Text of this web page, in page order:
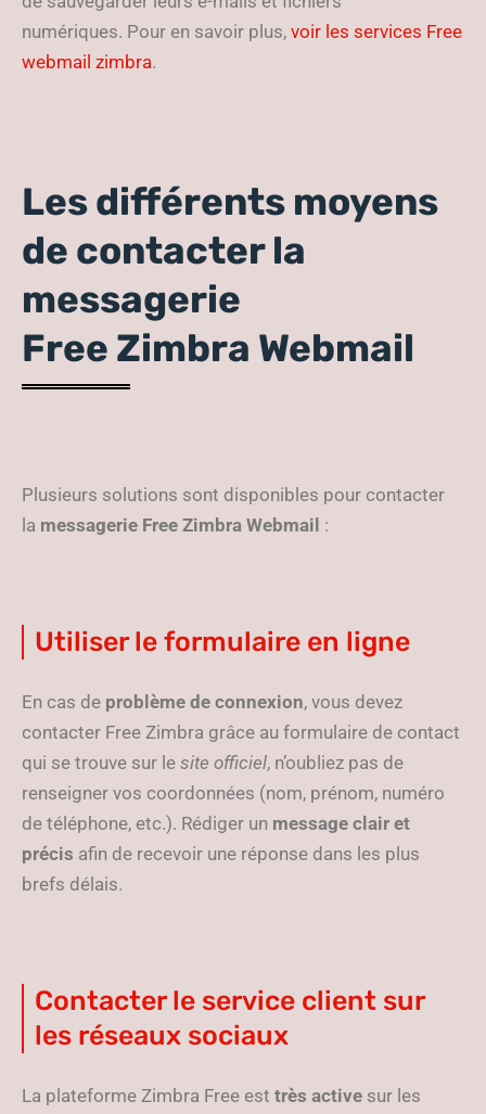
numériques. Pour en savoir plus, voir les services Free
webmail zimbra.
Les différents moyens
de contacter la
messagerie
Free Zimbra Webmail
Plusieurs solutions sont disponibles pour contacter
la messagerie Free Zimbra Webmail :
Utiliser le formulaire en ligne
En cas de problème de connexion, vous devez
contacter Free Zimbra grâce au formulaire de contact
qui se trouve sur le site officiel, n’oubliez pas de
renseigner vos coordonnées (nom, prénom, numéro
de téléphone, etc.). Rédiger un message clair et
précis afin de recevoir une réponse dans les plus
brefs délais.
Contacter le service client sur
les réseaux sociaux
La plateforme Zimbra Free est très active sur les